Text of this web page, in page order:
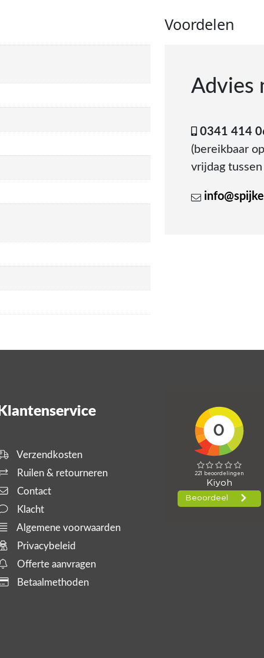
Voordelen
Advies
0341 414
(bereikbaar
vrijdag
Klantenservice
Verzendkosten
Ruilen & retourneren
Contact
Klacht
Algemene voorwaarden
Privacybeleid
Offerte aanvragen
Betaalmethoden